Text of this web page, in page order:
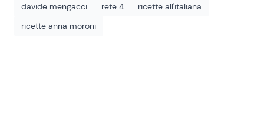
davide mengacci rete 4
ricette all'italiana
ricette anna moroni